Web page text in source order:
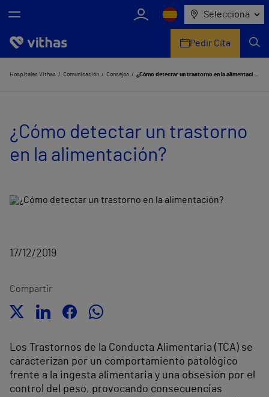
Selecciona
Nosotros
Servicios de salud
Equipo médico y asistencial
Pedir Cita
Hospitales Vithas Comunicación Consejos ¿Cómo detectar un trastorno en la alimentación?
¿Cómo detectar un trastorno
en la alimentación?
17/12/2019
Compartir
Los Trastornos de la Conducta Alimentaria (TCA) se
caracterizan por un comportamiento patológico
frente a la ingesta alimentaria y una obsesión por el
control del peso, provocando consecuencias